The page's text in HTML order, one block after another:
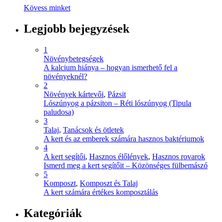
Kövess minket
Legjobb bejegyzések
1
Növénybetegségek
A kalcium hiánya – hogyan ismerhető fel a
növényeknél?
2
Növények kártevői, Pázsit
Lószúnyog a pázsiton – Réti lószúnyog (Tipula
paludosa)
3
Talaj, Tanácsok és ötletek
A kert és az emberek számára hasznos baktériumok
4
A kert segítői, Hasznos élőlények, Hasznos rovarok
Ismerd meg a kert segítőit – Közönséges fülbemászó
5
Komposzt, Komposzt és Talaj
A kert számára értékes komposztálás
Kategóriák